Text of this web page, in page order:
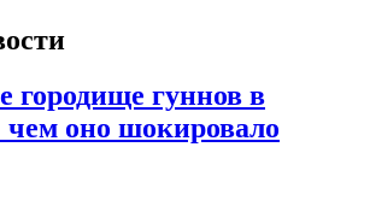
городище гуннов в
чем оно шокировало